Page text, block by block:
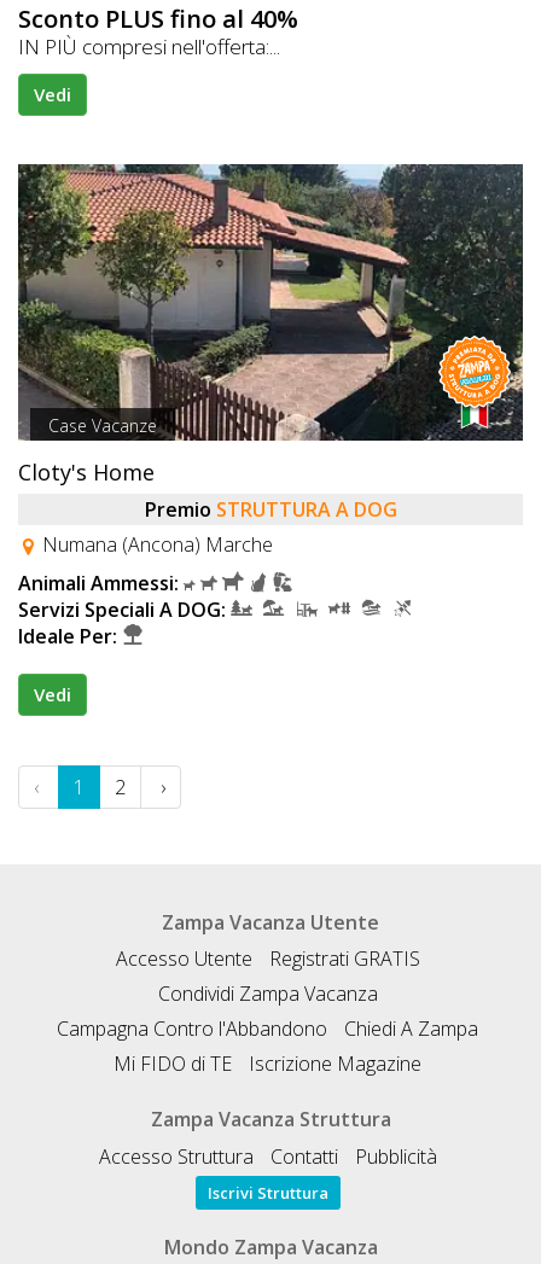
Sconto PLUS fino al 40%
IN PIÙ compresi nell'offerta:...
Vedi
Case Vacanze
Cloty's Home
Premio STRUTTURA A DOG
Numana (Ancona) Marche
Animali Ammessi:
Servizi Speciali A DOG:
Ideale Per:
Vedi
‹ 1 2 ›
Zampa Vacanza Utente
Accesso Utente
Registrati GRATIS
Condividi Zampa Vacanza
Campagna Contro l'Abbandono
Chiedi A Zampa
Mi FIDO di TE
Iscrizione Magazine
Zampa Vacanza Struttura
Accesso Struttura
Contatti Pubblicità
Iscrivi Struttura
Mondo Zampa Vacanza